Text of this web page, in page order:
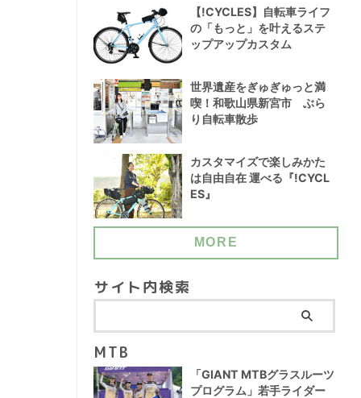
【!CYCLES】自転車ライフ
の「もっと」を叶えるステ
ップアップカスタム
世界遺産をぎゅぎゅっと満
喫！和歌山県新宮市 ぶら
り自転車散歩
カスタマイズで楽しみかた
は自由自在 運べる『!CYCL
ES』
MORE
サイト内検索
MTB
「GIANT MTBグラスルーツ
プログラム」若手ライダー